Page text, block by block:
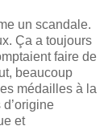
un scandale.
Ça a toujours
faire de
beaucoup
médailles à la
et